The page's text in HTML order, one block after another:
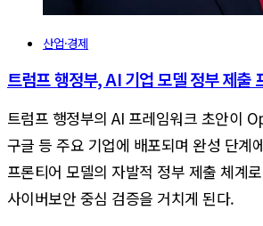
산업·경제
트럼프 행정부, AI 기업 모델 정부 제출
트럼프 행정부의 AI 프레임워크 초안이
구글 등 주요 기업에 배포되며 완성 단계
프론티어 모델의 자발적 정부 제출 체계
사이버보안 중심 검증을 거치게 된다.